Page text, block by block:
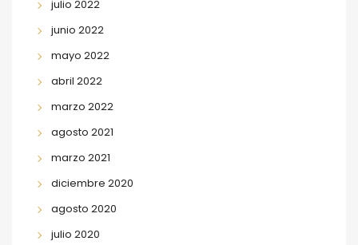
julio 2022
junio 2022
mayo 2022
abril 2022
marzo 2022
agosto 2021
marzo 2021
diciembre 2020
agosto 2020
julio 2020